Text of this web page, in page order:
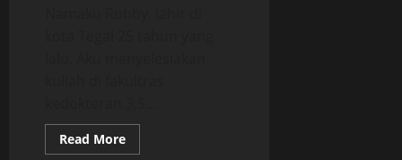
Read MoreRead
more